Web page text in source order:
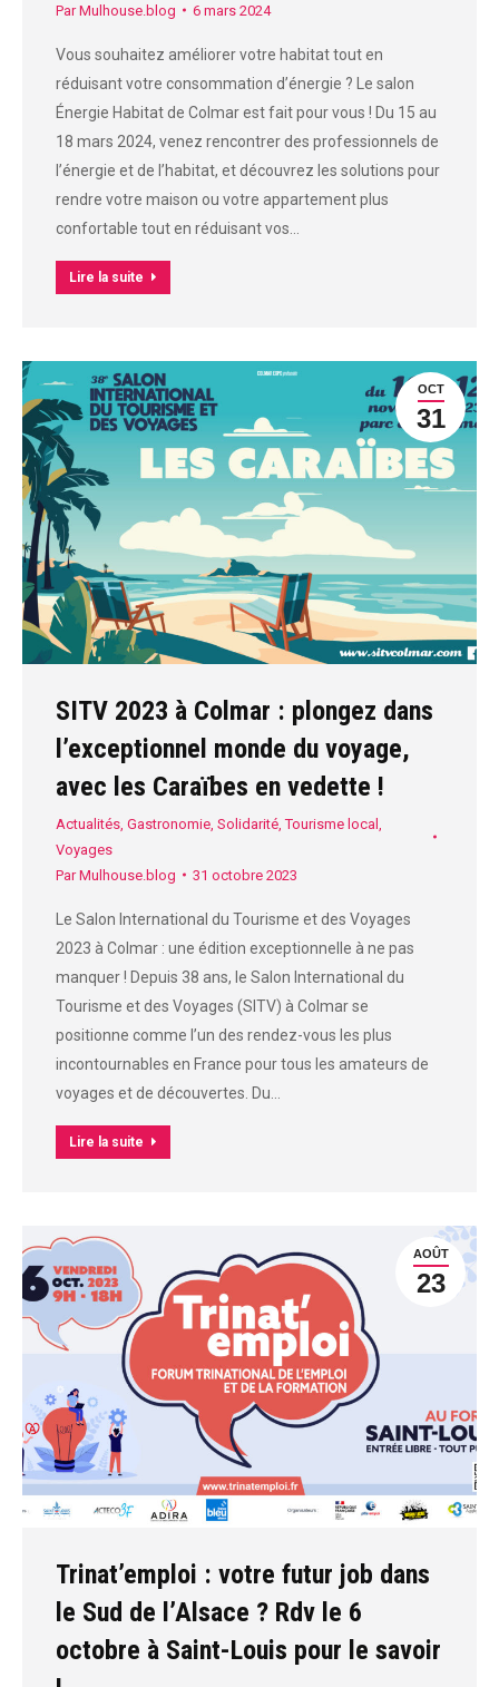
ParMulhouse.blog 6 mars 2024
Vous souhaitez améliorer votre habitat tout en
réduisant votre consommation d’énergie ? Le salon
Énergie Habitat de Colmar est fait pour vous ! Du 15 au
18 mars 2024, venez rencontrer des professionnels de
l’énergie et de l’habitat, et découvrez les solutions pour
rendre votre maison ou votre appartement plus
confortable tout en réduisant vos…
Lire la suite
OCT
31
SITV 2023 à Colmar : plongez dans
l’exceptionnel monde du voyage,
avec les Caraïbes en vedette !
Actualités Gastronomie Solidarité ,Tourisme local
Voyages
ParMulhouse.blog 31 octobre 2023
Le Salon International du Tourisme et des Voyages
2023 à Colmar : une édition exceptionnelle à ne pas
manquer ! Depuis 38 ans, le Salon International du
Tourisme et des Voyages (SITV) à Colmar se
positionne comme l’un des rendez-vous les plus
incontournables en France pour tous les amateurs de
voyages et de découvertes. Du…
Lire la suite
AOÛT
23
Trinat’emploi : votre futur job dans
le Sud de l’Alsace ? Rdv le 6
octobre à Saint-Louis pour le savoir